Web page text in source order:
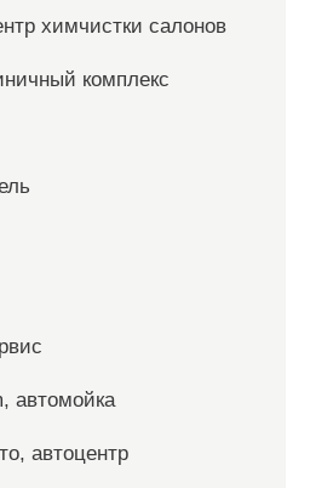
химчистки салонов
комплекс
автомойка
автоцентр